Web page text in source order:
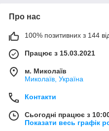
Про нас
100% позитивних з 144
Працює з 15.03.2021
м. Миколаїв
Миколаїв, Україна
Контакти
Сьогодні працює з
Показати весь графік